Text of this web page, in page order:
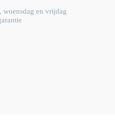
woensdag en vrijdag